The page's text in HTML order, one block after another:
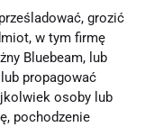
grozić
w tym firmę
Bluebeam, lub
propagować
osoby lub
pochodzenie